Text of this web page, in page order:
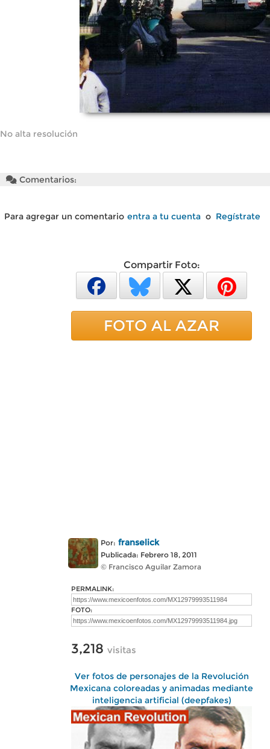
No alta resolución
Comentarios:
Para agregar un comentario entra a tu cuenta o Regístrate
Compartir Foto:
FOTO AL AZAR
Por: franselick
Publicada: Febrero 18, 2011
© Francisco Aguilar Zamora
PERMALINK:
FOTO:
3,218 visitas
Ver fotos de personajes de la Revolución
Mexicana coloreadas y animadas mediante
inteligencia artificial (deepfakes)